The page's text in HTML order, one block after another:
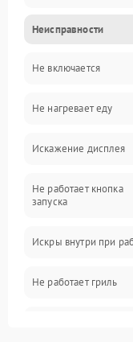
Дверца и корпус
Механика и
Механические
Питание и запуск
Нагрев и
Программное
Неисправности
Не включается
Не нагревает еду
Искажение дисплея
Не работает кнопка
запуска
Искры внутри при
Не работает гриль